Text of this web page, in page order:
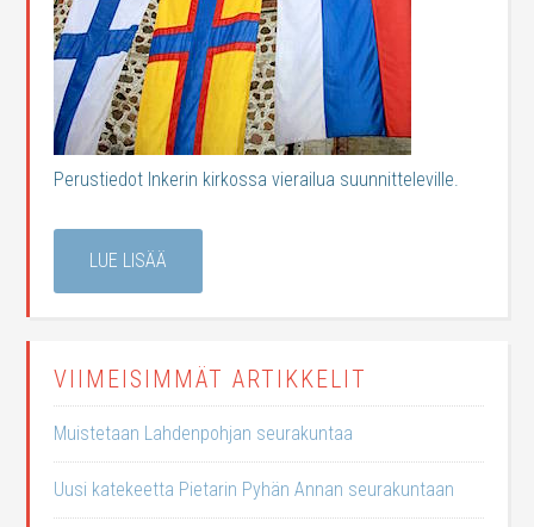
Perustiedot Inkerin kirkossa vierailua suunnitteleville.
LUE LISÄÄ
VIIMEISIMMÄT ARTIKKELIT
Muistetaan Lahdenpohjan seurakuntaa
Uusi katekeetta Pietarin Pyhän Annan seurakuntaan